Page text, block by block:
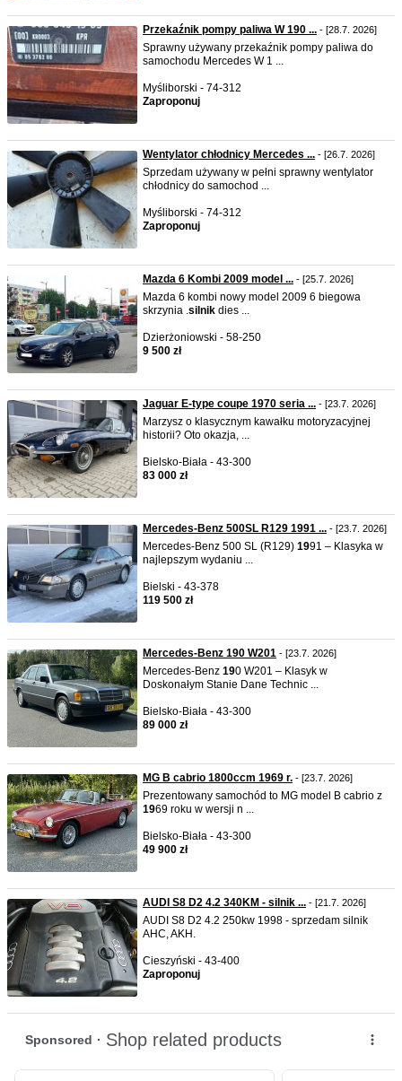
Przekaźnik pompy paliwa W 190 ... - [28.7. 2026]
Sprawny używany przekaźnik pompy paliwa do
samochodu Mercedes W 1 ...
Myśliborski - 74-312
Zaproponuj
Wentylator chłodnicy Mercedes ... - [26.7. 2026]
Sprzedam używany w pełni sprawny wentylator
chłodnicy do samochod ...
Myśliborski - 74-312
Zaproponuj
Mazda 6 Kombi 2009 model ... - [25.7. 2026]
Mazda 6 kombi nowy model 2009 6 biegowa
skrzynia .silnik dies ...
Dzierżoniowski - 58-250
9 500 zł
Jaguar E-type coupe 1970 seria ... - [23.7. 2026]
Marzysz o klasycznym kawałku motoryzacyjnej
historii? Oto okazja, ...
Bielsko-Biała - 43-300
83 000 zł
Mercedes-Benz 500SL R129 1991 ... - [23.7. 2026]
Mercedes-Benz 500 SL (R129) 1991 – Klasyka w
najlepszym wydaniu ...
Bielski - 43-378
119 500 zł
Mercedes-Benz 190 W201 - [23.7. 2026]
Mercedes-Benz 190 W201 – Klasyk w
Doskonałym Stanie Dane Technic ...
Bielsko-Biała - 43-300
89 000 zł
MG B cabrio 1800ccm 1969 r. - [23.7. 2026]
Prezentowany samochód to MG model B cabrio z
1969 roku w wersji n ...
Bielsko-Biała - 43-300
49 900 zł
AUDI S8 D2 4.2 340KM - silnik ... - [21.7. 2026]
AUDI S8 D2 4.2 250kw 1998 - sprzedam silnik
AHC, AKH.
Cieszyński - 43-400
Zaproponuj